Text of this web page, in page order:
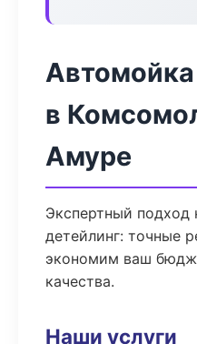
Автомойка
в
Амуре
Экспертный подход
детейлинг: точные
экономим ваш
качества.
Наши услуги